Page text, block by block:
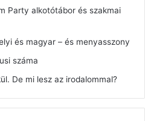
Party alkotótábor és szakmai
és magyar – és menyasszony
száma
De mi lesz az irodalommal?